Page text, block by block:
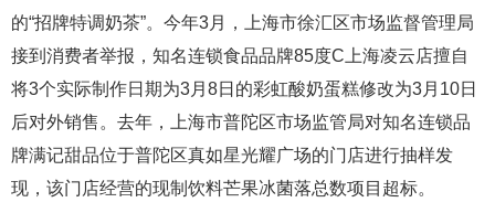
的“招牌特调奶茶”。今年3月，上海市徐汇区市场监督管理局
接到消费者举报，知名连锁食品品牌85度C上海凌云店擅自
将3个实际制作日期为3月8日的彩虹酸奶蛋糕修改为3月10日
后对外销售。去年，上海市普陀区市场监管局对知名连锁品
牌满记甜品位于普陀区真如星光耀广场的门店进行抽样发
现，该门店经营的现制饮料芒果冰菌落总数项目超标。